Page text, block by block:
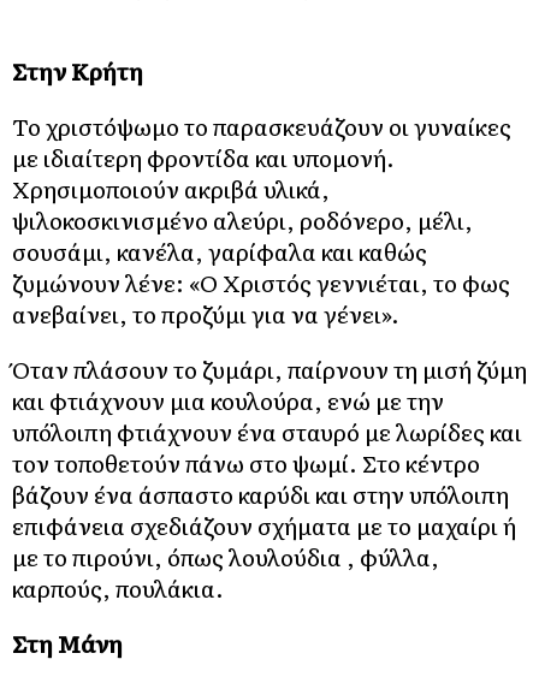
Στην Κρήτη
Το χριστόψωμο το παρασκευάζουν οι γυναίκες
με ιδιαίτερη φροντίδα και υπομονή.
Χρησιμοποιούν ακριβά υλικά,
ψιλοκοσκινισμένο αλεύρι, ροδόνερο, μέλι,
σουσάμι, κανέλα, γαρίφαλα και καθώς
ζυμώνουν λένε: «Ο Χριστός γεννιέται, το φως
ανεβαίνει, το προζύμι για να γένει».
Όταν πλάσουν το ζυμάρι, παίρνουν τη μισή ζύμη
και φτιάχνουν μια κουλούρα, ενώ με την
υπόλοιπη φτιάχνουν ένα σταυρό με λωρίδες και
τον τοποθετούν πάνω στο ψωμί. Στο κέντρο
βάζουν ένα άσπαστο καρύδι και στην υπόλοιπη
επιφάνεια σχεδιάζουν σχήματα με το μαχαίρι ή
με το πιρούνι, όπως λουλούδια , φύλλα,
καρπούς, πουλάκια.
Στη Μάνη